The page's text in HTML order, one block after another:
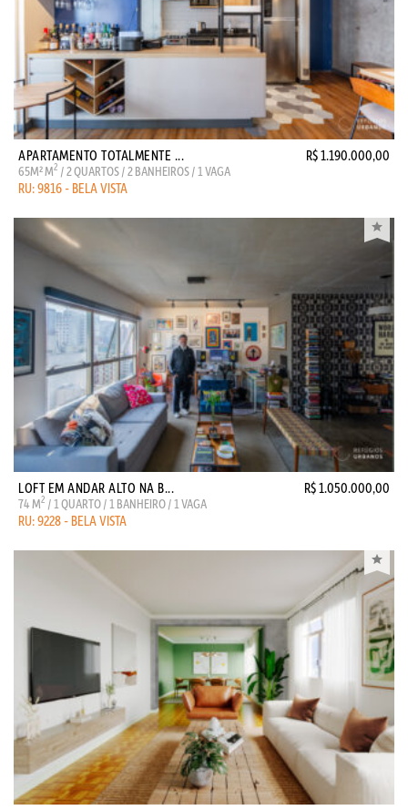
APARTAMENTO TOTALMENTE ... R$ 1.190.000,00
65M² M2 / 2 QUARTOS / 2 BANHEIROS / 1 VAGA
RU: 9816 - BELA VISTA
LOFT EM ANDAR ALTO NA B... R$ 1.050.000,00
74 M2 / 1 QUARTO / 1 BANHEIRO / 1 VAGA
RU: 9228 - BELA VISTA